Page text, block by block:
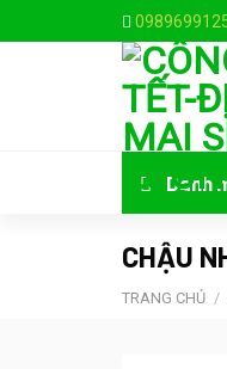
to
Danh
CHẬU
TRANG CHỦ /